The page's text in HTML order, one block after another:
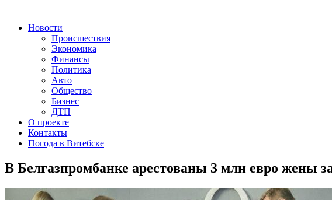
Новости
Происшествия
Экономика
Финансы
Политика
Авто
Общество
Бизнес
ДТП
О проекте
Контакты
Погода в Витебске
В Белгазпромбанке арестованы 3 млн евро жены